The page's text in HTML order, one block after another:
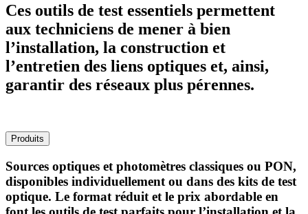
Ces outils de test essentiels permettent
aux techniciens de mener à bien
l’installation, la construction et
l’entretien des liens optiques et, ainsi,
garantir des réseaux plus pérennes.
Produits
Sources optiques et photomètres classiques ou PON,
disponibles individuellement ou dans des kits de test
optique. Le format réduit et le prix abordable en